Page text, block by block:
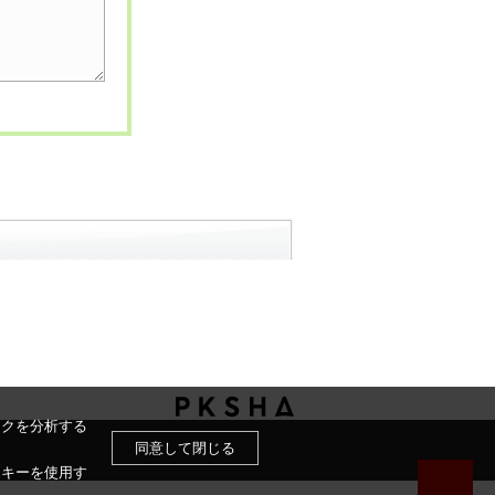
を分析する
ーを使用す
同意して閉じる